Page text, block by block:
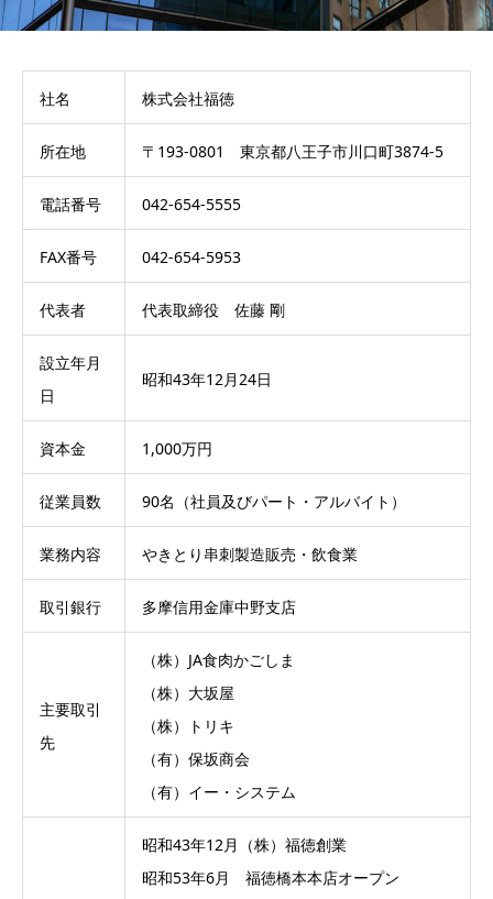
社名 株式会社福徳
所在地 〒193-0801 東京都八王子市川口町3874-5
電話番号 042-654-5555
FAX番号 042-654-5953
代表者 代表取締役 佐藤 剛
設立年月
日
昭和43年12月24日
資本金 1,000万円
従業員数 90名（社員及びパート・アルバイト）
業務内容 やきとり串刺製造販売・飲食業
取引銀行 多摩信用金庫中野支店
主要取引
先
（株）JA食肉かごしま
（株）大坂屋
（株）トリキ
（有）保坂商会
（有）イー・システム
昭和43年12月（株）福徳創業
昭和53年6月 福徳橋本本店オープン